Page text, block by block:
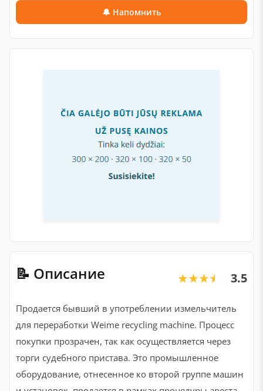
📝 Описание ★★★★★
★★★★★ 3.5
Продается бывший в употреблении измельчитель
для переработки Weime recycling machine. Процесс
покупки прозрачен, так как осуществляется через
торги судебного пристава. Это промышленное
оборудование, отнесенное ко второй группе машин
🔔 Напомнить